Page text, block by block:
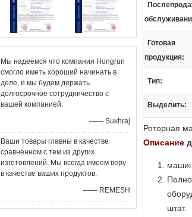
Мы надеемся что компания Hongrun
смогло иметь хороший начинать в
деле, и мы будем держать
долгосрочное сотрудничество с
вашей компанией.
—— Sukhraj
Ваши товары главны в качестве
сравненном с тем из других
изготовлений. Мы всегда имеем веру
в качестве ваших продуктов.
—— REMESH
Готовая
продукция:
Тип:
Выделить:
Роторная
Описание
штат.